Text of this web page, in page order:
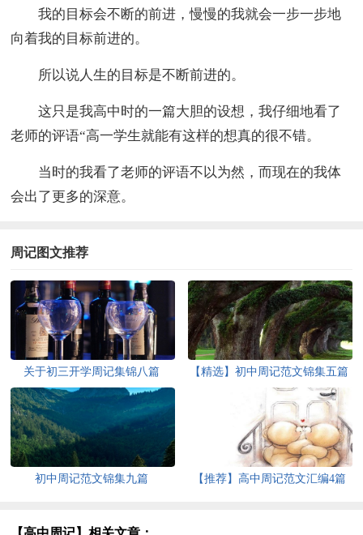
我的目标会不断的前进，慢慢的我就会一步一步地
向着我的目标前进的。
所以说人生的目标是不断前进的。
这只是我高中时的一篇大胆的设想，我仔细地看了
老师的评语“高一学生就能有这样的想真的很不错。
当时的我看了老师的评语不以为然，而现在的我体
会出了更多的深意。
周记图文推荐
关于初三开学周记集锦八篇 【精选】初中周记范文锦集五篇
初中周记范文锦集九篇 【推荐】高中周记范文汇编4篇